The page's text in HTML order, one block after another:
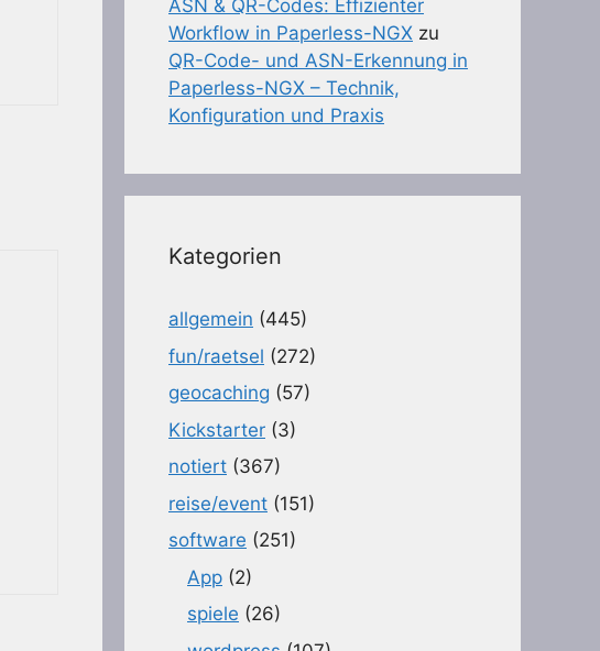
ASN & QR-Codes: Effizienter
Workflow in Paperless-NGX zu
QR-Code- und ASN-Erkennung in
Paperless-NGX – Technik,
Konfiguration und Praxis
Kategorien
allgemein (445)
fun/raetsel (272)
geocaching (57)
Kickstarter (3)
notiert (367)
reise/event (151)
software (251)
App (2)
spiele (26)